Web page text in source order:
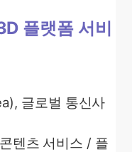
플랫폼 서비
글로벌 통신사
텐츠 서비스 / 플